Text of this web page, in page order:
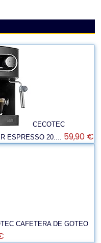
CECOTEC
ESPRESSO 20.... 59,90 €
CAFETERA DE GOTEO